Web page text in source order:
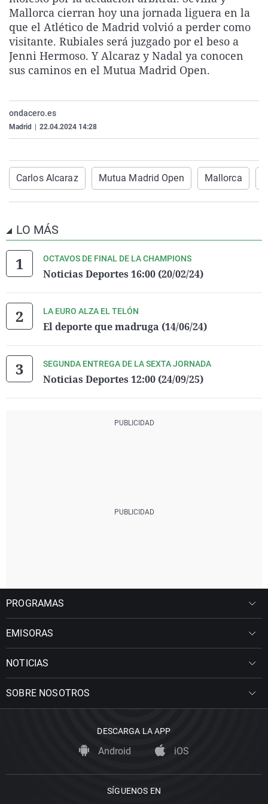
La rosa de los vientos
Gente viajera
Como el perro y el
Caso
Retornados
Equipo de
Operación Viuda
Extremadura
Galicia
La Rioja
Navarra
Virales
Televisión
Elecciones
Mallorca cierran hoy una jornada liguera en la
que el Atlético de Madrid volvió a perder como
visitante. Rubiales será juzgado por el beso a
Jenni Hermoso. Y Alcaraz y Nadal ya conocen
sus caminos en el Mutua Madrid Open.
ondacero.es
Madrid 22.04.2024 14:28
Carlos Alcaraz Mutua Madrid Open Mallorca
LO MÁS
OCTAVOS DE FINAL DE LA CHAMPIONS
Noticias Deportes 16:00 (20/02/24)
LA EURO ALZA EL TELÓN
El deporte que madruga (14/06/24)
SEGUNDA ENTREGA DE LA SEXTA JORNADA
Noticias Deportes 12:00 (24/09/25)
PROGRAMAS
EMISORAS
NOTICIAS
SOBRE NOSOTROS
DESCARGA LA APP
Android iOS
SÍGUENOS EN